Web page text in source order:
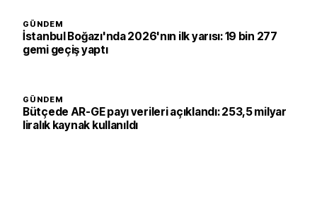
GÜNDEM
İstanbul Boğazı'nda 2026'nın ilk yarısı: 19 bin 277
gemi geçiş yaptı
GÜNDEM
Bütçede AR-GE payı verileri açıklandı: 253,5 milyar
liralık kaynak kullanıldı